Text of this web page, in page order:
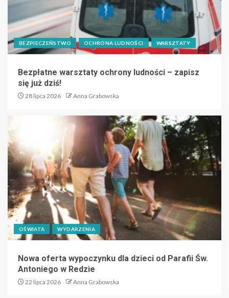
BEZPIECZEŃSTWO OCHRONA LUDNOŚCI WARSZTATY
Bezpłatne warsztaty ochrony ludności – zapisz
się już dziś!
28 lipca 2026 Anna Grabowska
OŚWIATA WYDARZENIA
Nowa oferta wypoczynku dla dzieci od Parafii Św.
Antoniego w Redzie
22 lipca 2026 Anna Grabowska